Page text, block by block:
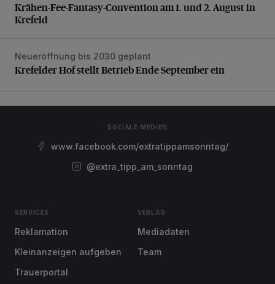
Krähen-Fee-Fantasy-Convention am 1. und 2. August in
Krefeld
Krefelder Hof stellt Betrieb Ende September ein
Neueröffnung bis 2030 geplant
Krefelder Hof stellt Betrieb Ende September ein
SOZIALE MEDIEN
www.facebook.com/extratippamsonntag/
@extra_tipp_am_sonntag
SERVICES
Reklamation
Kleinanzeigen aufgeben
Trauerportal
VERLAG
Mediadaten
Team